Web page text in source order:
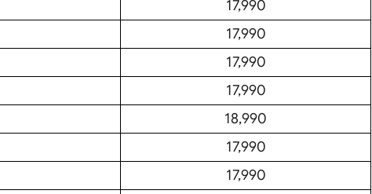
17,990
17,990
17,990
17,990
18,990
17,990
17,990